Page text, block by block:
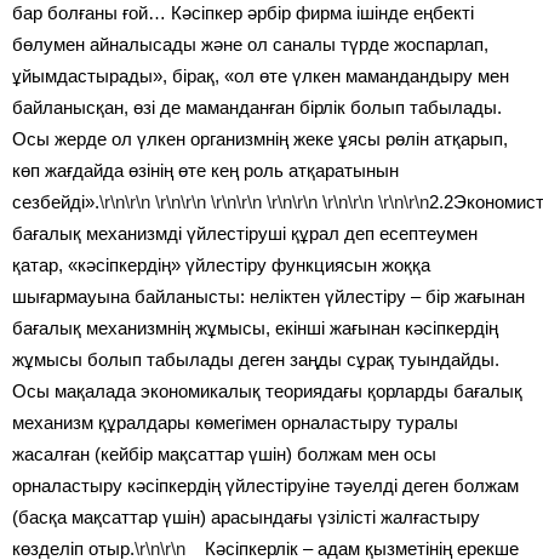
бар болғаны ғой… Кәсіпкер әрбір фирма ішінде еңбекті
бөлумен айналысады және ол саналы түрде жоспарлап,
ұйымдастырады», бірақ, «ол өте үлкен мамандандыру мен
байланысқан, өзі де маманданған бірлік болып табылады.
Осы жерде ол үлкен организмнің жеке ұясы рөлін атқарып,
көп жағдайда өзінің өте кең роль атқаратынын
сезбейді».\r\n\r\n \r\n\r\n \r\n\r\n \r\n\r\n \r\n\r\n \r\n\r\n
бағалық механизмді үйлестіруші құрал деп есептеумен
қатар, «кәсіпкердің» үйлестіру функциясын жоққа
шығармауына байланысты: неліктен үйлестіру – бір жағынан
бағалық механизмнің жұмысы, екінші жағынан кәсіпкердің
жұмысы болып табылады деген заңды сұрақ туындайды.
Осы мақалада экономикалық теориядағы қорларды бағалық
механизм құралдары көмегімен орналастыру туралы
жасалған (кейбір мақсаттар үшін) болжам мен осы
орналастыру кәсіпкердің үйлестіруіне тәуелді деген болжам
(басқа мақсаттар үшін) арасындағы үзілісті жалғастыру
көзделіп отыр.\r\n\r\n Кәсіпкерлік – адам қызметінің ерекше